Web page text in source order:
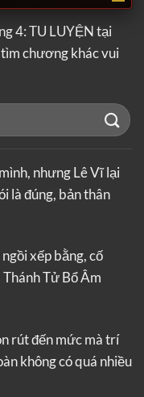
4: TU LUYỆN tại
chương khác vui
nhưng Lê Vĩ lại
là đúng, bản thân
xếp bằng, cố
Tử Bổ Âm
rút đến mức mà trí
không có quá nhiều